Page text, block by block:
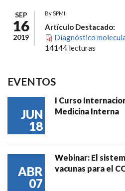
SEP
16
2019
BySPMI
Artículo Destacado:
Diagnóstico
14144 lecturas
EVENTOS
JUN
18
I Curso
Medicina Interna
ABR
07
Webinar: El
vacunas para el